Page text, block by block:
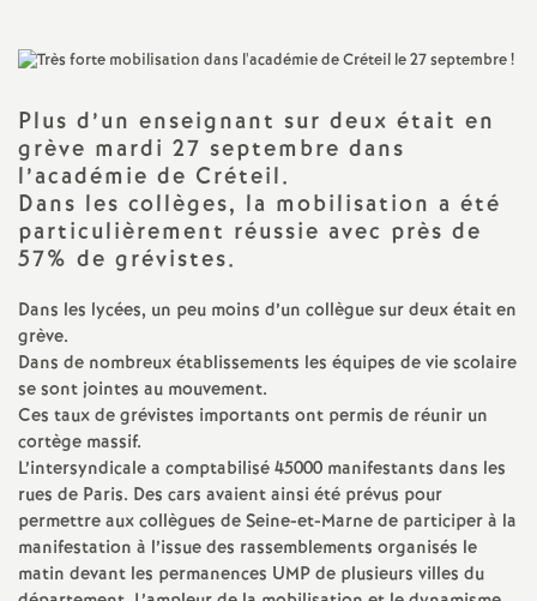
i
o
a
l
d
e
s
Plus d’un enseignant sur deux était en
grève mardi 27 septembre dans
l’académie de Créteil.
Dans les collèges, la mobilisation a été
particulièrement réussie avec près de
57% de grévistes.
Dans les lycées, un peu moins d’un collègue sur deux était en
grève.
Dans de nombreux établissements les équipes de vie scolaire
se sont jointes au mouvement.
Ces taux de grévistes importants ont permis de réunir un
cortège massif.
L’intersyndicale a comptabilisé 45000 manifestants dans les
rues de Paris. Des cars avaient ainsi été prévus pour
permettre aux collègues de Seine-et-Marne de participer à la
manifestation à l’issue des rassemblements organisés le
matin devant les permanences UMPde plusieurs villes du